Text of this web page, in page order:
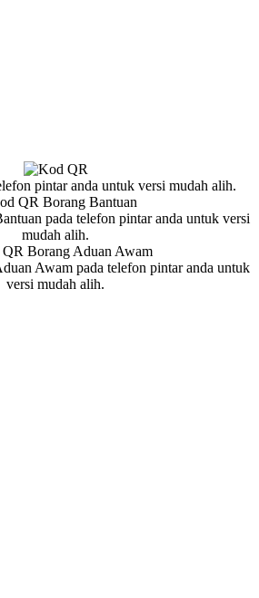
pintar anda untuk versi mudah alih.
pada telefon pintar anda untuk versi
mudah alih.
Awam pada telefon pintar anda untuk
versi mudah alih.